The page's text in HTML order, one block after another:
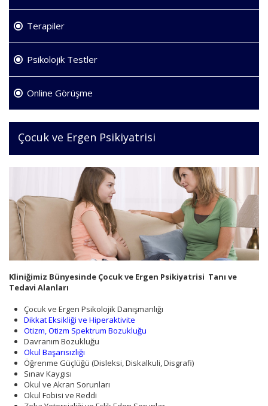
Terapiler
Psikolojik Testler
Online Görüşme
Çocuk ve Ergen Psikiyatrisi
Kliniğimiz Bünyesinde Çocuk ve Ergen Psikiyatrisi Tanı ve
Tedavi Alanları
Çocuk ve Ergen Psikolojik Danışmanlığı
Dikkat Eksikliği ve Hiperaktivite
Otizm, Otizm Spektrum Bozukluğu
Davranım Bozukluğu
Okul Başarısızlığı
Öğrenme Güçlüğü (Disleksi, Diskalkuli, Disgrafi)
Sınav Kaygısı
Okul ve Akran Sorunları
Okul Fobisi ve Reddi